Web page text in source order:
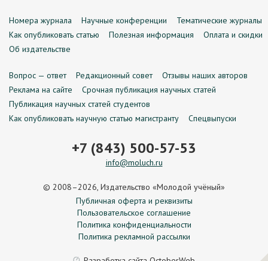
Номера журнала Научные конференции
Тематические журналы
Как опубликовать статью
Полезная информация
Оплата и скидки
Об издательстве
Вопрос — ответ Редакционный совет
Отзывы наших авторов
Реклама на сайте
Срочная публикация научных статей
Публикация научных статей студентов
Как опубликовать научную статью магистранту
Спецвыпуски
+7 (843) 500-57-53
info@moluch.ru
© 2008–2026, Издательство «Молодой учёный»
Публичная оферта и реквизиты
Пользовательское соглашение
Политика конфиденциальности
Политика рекламной рассылки